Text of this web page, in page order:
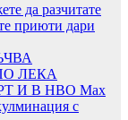
да разчитате
приюти дари
ЛЕКА
И В НВО Мах
с